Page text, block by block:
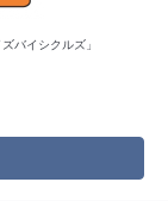
バイシクルズ」